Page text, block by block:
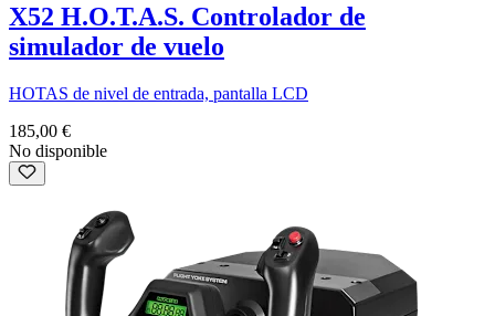
X52 H.O.T.A.S. Controlador de
simulador de vuelo
HOTAS de nivel de entrada, pantalla LCD
185,00 €
No disponible